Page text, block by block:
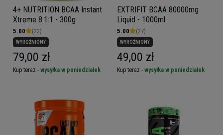
4+ NUTRITION BCAA Instant
Xtreme 8:1:1 - 300g
5.00 (22)
WYRÓŻNIONY
79,00 zł
Kup teraz - wysyłka w poniedziałek
EXTRIFIT BCAA 80000mg
Liquid - 1000ml
5.00 (27)
WYRÓŻNIONY
49,00 zł
Kup teraz - wysyłka w poniedziałek